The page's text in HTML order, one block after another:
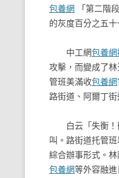
包養網 「第二階
的灰度百分之五十
中工網包養
攻擊，而變成了
管班美滿收包養網
路街道、阿爾丁
白云「失衡
叫。路街道托管
綜合辦事形式。
包養網等外容融